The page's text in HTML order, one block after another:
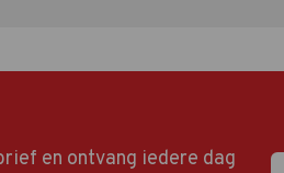
en ontvang iedere dag